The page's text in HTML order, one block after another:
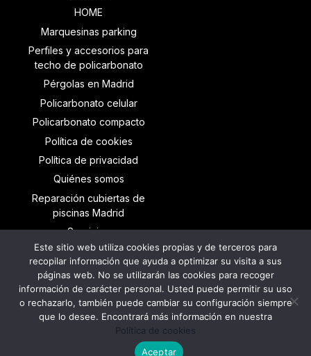
HOME
Marquesinas parking
Perfiles y accesorios para
techo de policarbonato
Pérgolas en Madrid
Policarbonato celular
Policarbonato compacto
Política de cookies
Política de privacidad
Quiénes somos
Reparación cubiertas de
piscinas Madrid
Servicios
TECHOS DE
POLICARBONATO
Trabajos realizados
©2026 CopyrightMKT Medianet
Este sitio web utiliza cookies propias y de terceros para
recopilar información que ayuda a optimizar su visita a sus
páginas web. No se utilizarán las cookies para recoger
información de carácter personal. Usted puede permitir su uso
o rechazarlo, también puede cambiar su configuración siempre
que lo desee. Encontrará más información en nuestra
Política de cookies
Aceptar